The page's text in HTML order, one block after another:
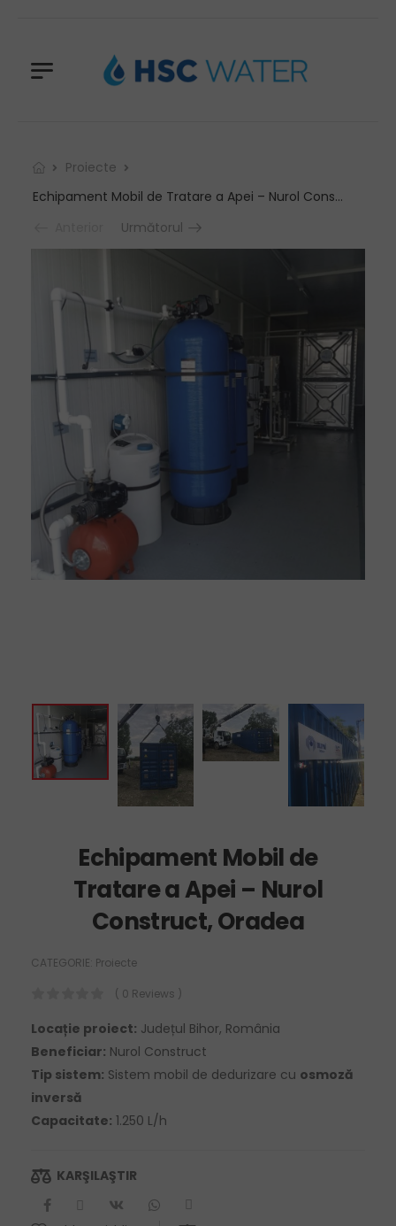
Proiecte
Echipament Mobil de Tratare a Apei – Nurol Construct, Oradea
Următorul
Echipament Mobil de
Tratare a Apei – Nurol
Construct, Oradea
CATEGORIE: Proiecte
( 0 Reviews )
Locație proiect: Județul Bihor, România
Beneficiar: Nurol Construct
Tip sistem: Sistem mobil de dedurizare cu osmoză
inversă
Capacitate: 1.250 L/h
KARŞILAŞTIR